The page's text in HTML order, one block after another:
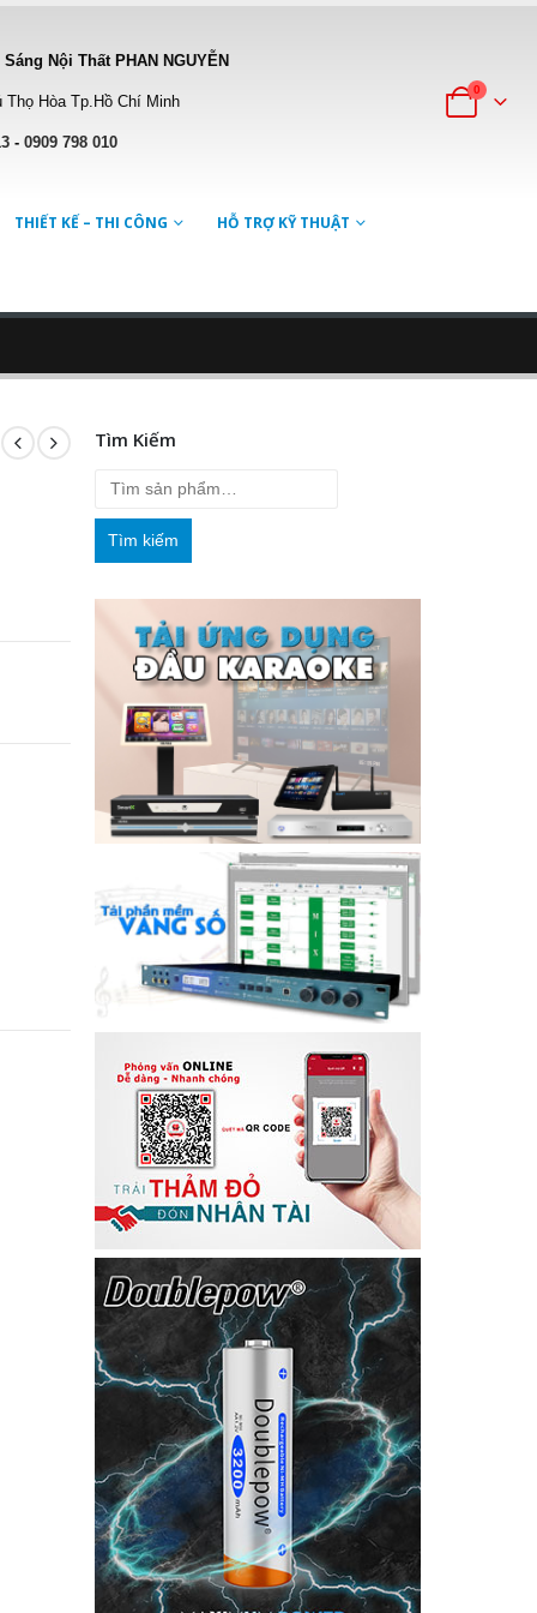
Nội Thất PHAN NGUYỄN
Hòa Tp.Hồ Chí Minh
-0909 798 010
0
THIẾT KẾ – THI CÔNG HỖ TRỢ KỸ THUẬT
Tìm Kiếm
Tìm kiếm